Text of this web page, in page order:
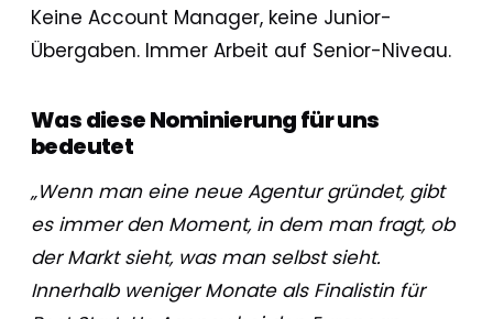
Keine Account Manager, keine Junior-
Übergaben. Immer Arbeit auf Senior-Niveau.
Was diese Nominierung für uns
bedeutet
„Wenn man eine neue Agentur gründet, gibt
es immer den Moment, in dem man fragt, ob
der Markt sieht, was man selbst sieht.
Innerhalb weniger Monate als Finalistin für